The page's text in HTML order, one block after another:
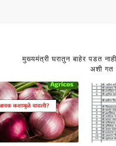
मुख्यमंत्री घरातुन बाहेर पडत
अशी गत